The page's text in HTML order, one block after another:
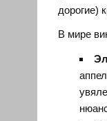
дорогие)
В мире